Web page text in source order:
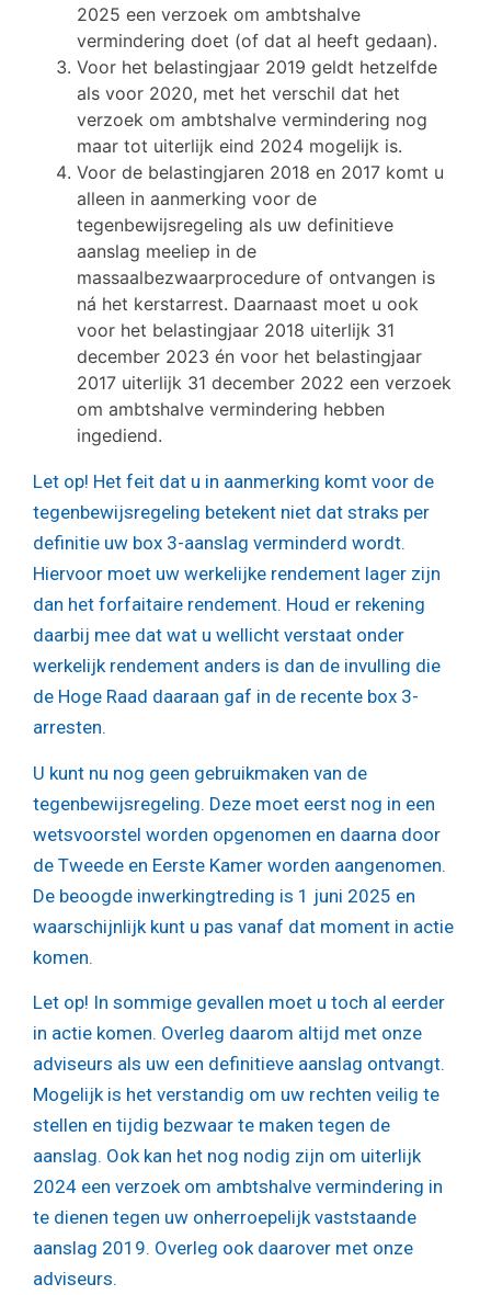
2025 een verzoek om ambtshalve
vermindering doet (of dat al heeft gedaan).
Voor het belastingjaar 2019 geldt hetzelfde
als voor 2020, met het verschil dat het
verzoek om ambtshalve vermindering nog
maar tot uiterlijk eind 2024 mogelijk is.
Voor de belastingjaren 2018 en 2017 komt u
alleen in aanmerking voor de
tegenbewijsregeling als uw definitieve
aanslag meeliep in de
massaalbezwaarprocedure of ontvangen is
ná het kerstarrest. Daarnaast moet u ook
voor het belastingjaar 2018 uiterlijk 31
december 2023 én voor het belastingjaar
2017 uiterlijk 31 december 2022 een verzoek
om ambtshalve vermindering hebben
ingediend.
Let op! Het feit dat u in aanmerking komt voor de
tegenbewijsregeling betekent niet dat straks per
definitie uw box 3-aanslag verminderd wordt.
Hiervoor moet uw werkelijke rendement lager zijn
dan het forfaitaire rendement. Houd er rekening
daarbij mee dat wat u wellicht verstaat onder
werkelijk rendement anders is dan de invulling die
de Hoge Raad daaraan gaf in de recente box 3-
arresten.
U kunt nu nog geen gebruikmaken van de
tegenbewijsregeling. Deze moet eerst nog in een
wetsvoorstel worden opgenomen en daarna door
de Tweede en Eerste Kamer worden aangenomen.
De beoogde inwerkingtreding is 1 juni 2025 en
waarschijnlijk kunt u pas vanaf dat moment in actie
komen.
Let op! In sommige gevallen moet u toch al eerder
in actie komen. Overleg daarom altijd met onze
adviseurs als uw een definitieve aanslag ontvangt.
Mogelijk is het verstandig om uw rechten veilig te
stellen en tijdig bezwaar te maken tegen de
aanslag. Ook kan het nog nodig zijn om uiterlijk
2024 een verzoek om ambtshalve vermindering in
te dienen tegen uw onherroepelijk vaststaande
aanslag 2019. Overleg ook daarover met onze
adviseurs.